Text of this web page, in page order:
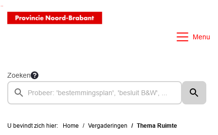
Ga naar de inhoud van deze pagina
Ga naar het zoeken
Ga naar het menu
Menu
Zoeken
U bevindt zich hier: Home Vergaderingen Thema Ruimte